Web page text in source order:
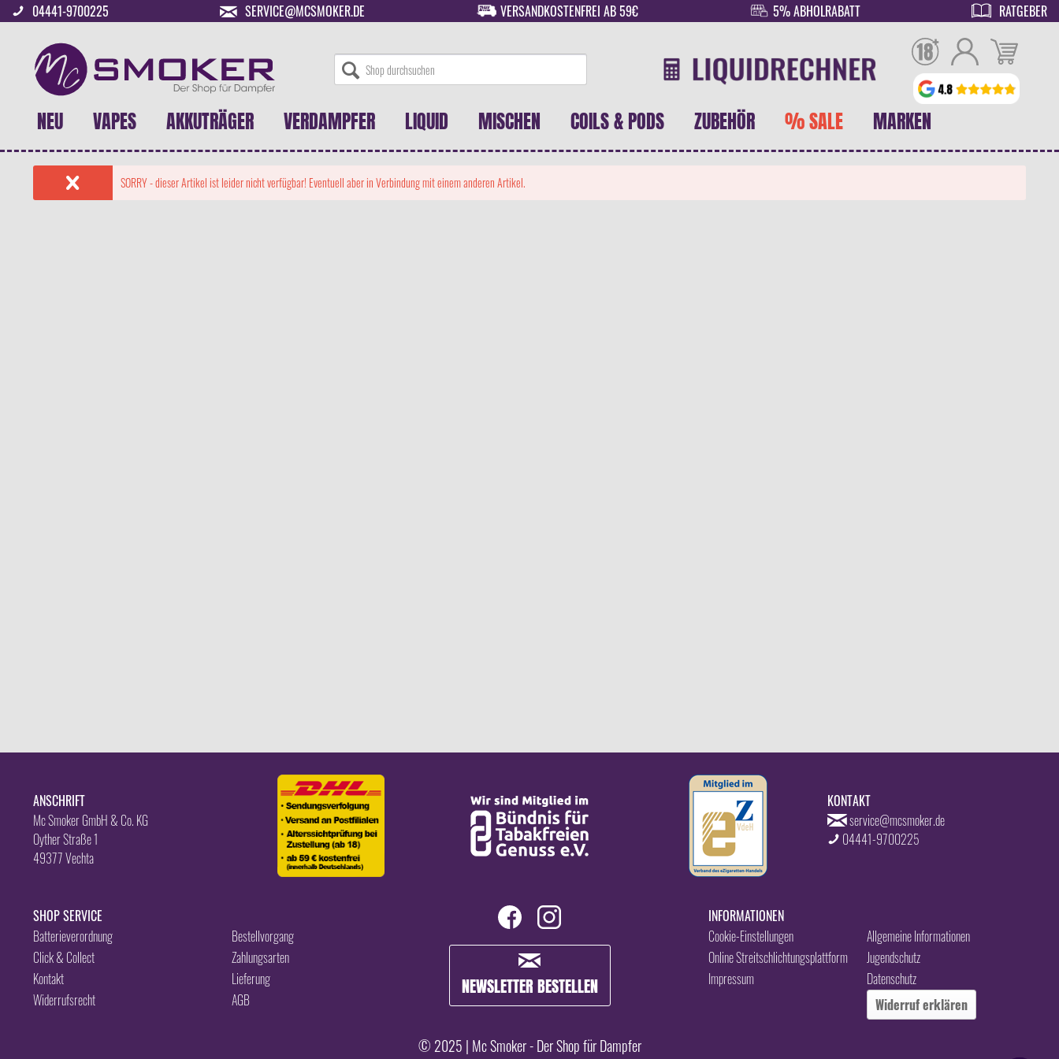
04441-9700225 SERVICE@MCSMOKER.DE VERSANDKOSTENFREI AB 59€ 5% ABHOLRABATT RATGEBER
NEU VAPES AKKUTRÄGER VERDAMPFER LIQUID MISCHEN COILS & PODS ZUBEHÖR % SALE MARKEN
SORRY - dieser Artikel ist leider nicht verfügbar! Eventuell aber in Verbindung mit einem anderen Artikel.
ANSCHRIFT
Mc Smoker GmbH & Co. KG
Oyther Straße 1
49377 Vechta
KONTAKT
service@mcsmoker.de
04441-9700225
SHOP SERVICE
Batterieverordnung
Bestellvorgang
Click & Collect
Zahlungsarten
Kontakt
Lieferung
Widerrufsrecht
AGB
NEWSLETTER BESTELLEN
INFORMATIONEN
Allgemeine Informationen
Cookie-Einstellungen
Jugendschutz
Online Streitschlichtungsplattform
Datenschutz
Impressum
Widerruf erklären
© 2025 | Mc Smoker - Der Shop für Dampfer